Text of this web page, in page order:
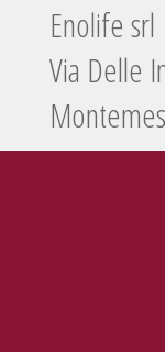
Enolife srl
Via Delle